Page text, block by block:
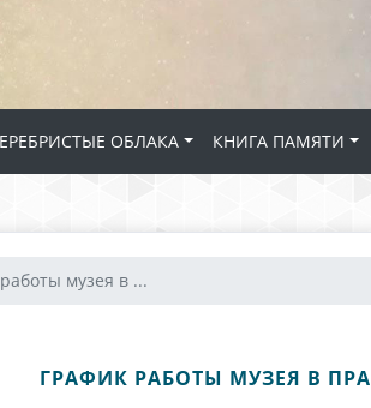
ОБЛАКА КНИГА ПАМЯТИ
музея в ...
ГРАФИК РАБОТЫ МУЗЕЯ В